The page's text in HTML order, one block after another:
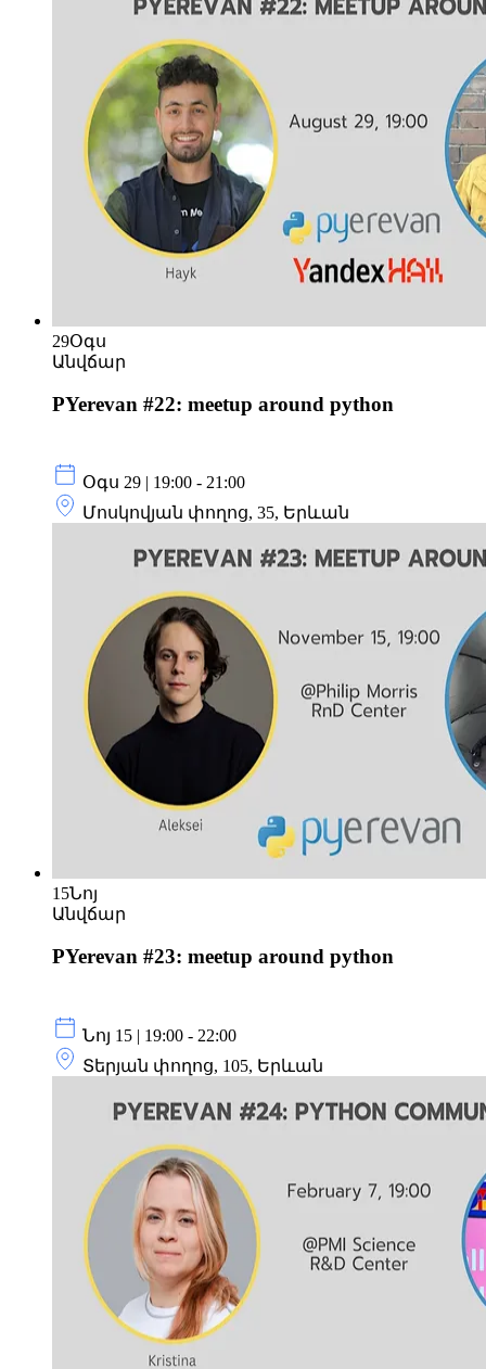
29Օգս
Անվճար
PYerevan #22: meetup around python
Օգս 29 | 19:00 - 21:00
Մոսկովյան փողոց, 35, Երևան
15Նոյ
Անվճար
PYerevan #23: meetup around python
Նոյ 15 | 19:00 - 22:00
Տերյան փողոց, 105, Երևան